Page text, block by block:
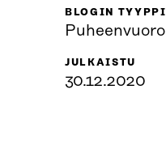
BLOGIN TYYPPI
Puheenvuoro
JULKAISTU
30.12.2020